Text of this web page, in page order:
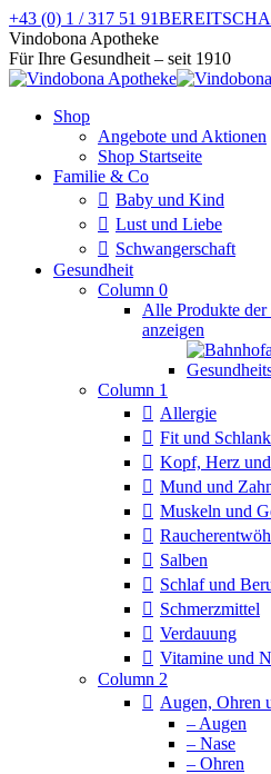
Zum
Inhalt
springen
+43 (0) 1 / 317 51 91
Facebook
page
opens
new
Instagram
page
opens
new
Vindobona Apotheke
Für Ihre Gesundheit – seit 1910
Shop
Angebote und Aktionen
Shop Startseite
Familie & Co
Baby und Kind
Lust und Liebe
Schwangerschaft
Gesundheit
Column 0
Alle Produkte
anzeigen
Column 1
Allergie
Fit und Schlank
Kopf, Herz
Mund und
Muskeln und
Salben
Schlaf und
Schmerzmittel
Verdauung
Vitamine und
Column 2
Augen, Ohren
– Augen
– Nase
– Ohren